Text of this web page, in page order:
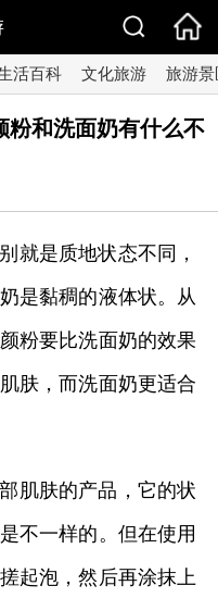
活百科 文化旅游 旅游景
粉和洗面奶有什么不
就是质地状态不同，
是黏稠的液体状。从
粉要比洗面奶的效果
肤，而洗面奶更适合
肌肤的产品，它的状
不一样的。但在使用
起泡，然后再涂抹上